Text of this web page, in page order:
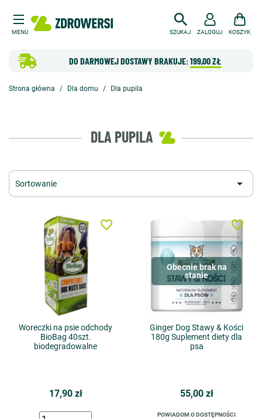
MENU SZUKAJ
DO DARMOWEJ DOSTAWY BRAKUJE:199,00 ZŁ
ZALOGUJ KOSZYK
Strona główna Dla domu Dla pupila
DLA PUPILA
Sortowanie 
Woreczki na psie odchody
BioBag 40szt.
biodegradowalne
17,90 zł
favorite_border
Obecnie brak na
stanie
Ginger Dog Stawy & Kości
180g Suplement diety dla
psa
55,00 zł
POWIADOM O DOSTĘPNOŚCI
favorite_border